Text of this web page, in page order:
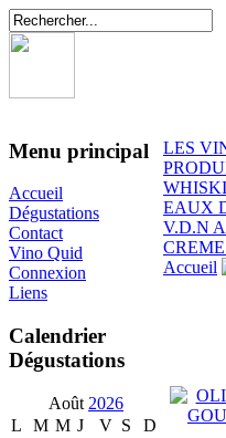
Menu principal
Accueil
Dégustations
Contact
Vino Quid
Connexion
Liens
Calendrier
Dégustations
Août 2026
L
M M J V S
D
LES
EAUX
V.D.N
Accueil